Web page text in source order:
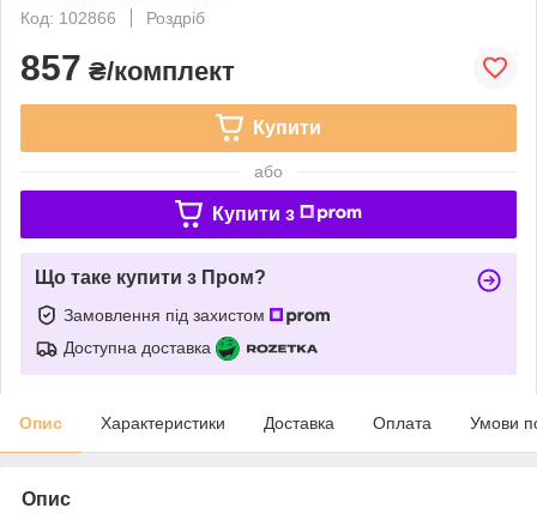
Код: 102866
Роздріб
857 ₴/комплект
Купити
або
Купити з
Що таке купити з Пром?
Замовлення під захистом
Доступна доставка
Опис Характеристики Доставка Оплата Умови
Опис